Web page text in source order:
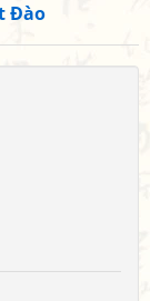
Đào